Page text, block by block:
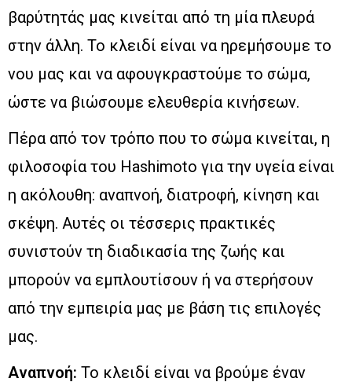
βαρύτητάς μας κινείται από τη μία πλευρά
στην άλλη. Το κλειδί είναι να ηρεμήσουμε το
νου μας και να αφουγκραστούμε το σώμα,
ώστε να βιώσουμε ελευθερία κινήσεων.
Πέρα από τον τρόπο που το σώμα κινείται, η
φιλοσοφία του Hashimoto για την υγεία είναι
η ακόλουθη: αναπνοή, διατροφή, κίνηση και
σκέψη. Αυτές οι τέσσερις πρακτικές
συνιστούν τη διαδικασία της ζωής και
μπορούν να εμπλουτίσουν ή να στερήσουν
από την εμπειρία μας με βάση τις επιλογές
μας.
Αναπνοή: Το κλειδί είναι να βρούμε έναν